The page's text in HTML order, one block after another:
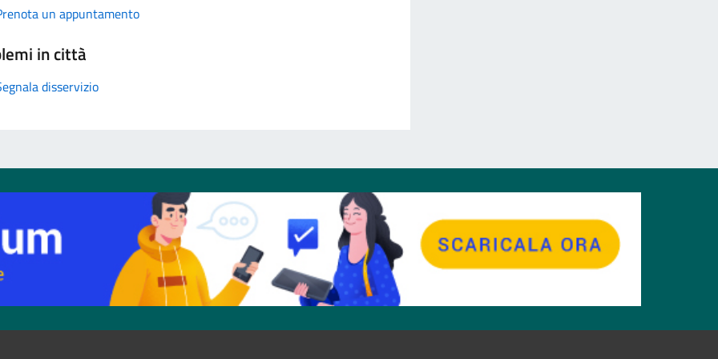
un appuntamento
in città
disservizio